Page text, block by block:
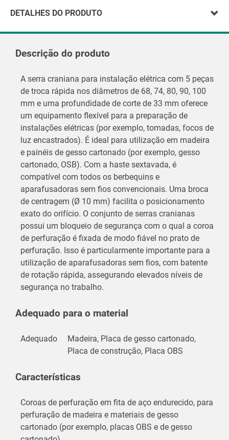
DETALHES DO PRODUTO
Descrição do produto
A serra craniana para instalação elétrica com 5 peças
de troca rápida nos diâmetros de 68, 74, 80, 90, 100
mm e uma profundidade de corte de 33 mm oferece
um equipamento flexível para a preparação de
instalações elétricas (por exemplo, tomadas, focos de
luz encastrados). É ideal para utilização em madeira
e painéis de gesso cartonado (por exemplo, gesso
cartonado, OSB). Com a haste sextavada, é
compatível com todos os berbequins e
aparafusadoras sem fios convencionais. Uma broca
de centragem (Ø 10 mm) facilita o posicionamento
exato do orifício. O conjunto de serras cranianas
possui um bloqueio de segurança com o qual a coroa
de perfuração é fixada de modo fiável no prato de
perfuração. Isso é particularmente importante para a
utilização de aparafusadoras sem fios, com batente
de rotação rápida, assegurando elevados níveis de
segurança no trabalho.
Adequado para o material
Adequado
Madeira, Placa de gesso cartonado,
Placa de construção, Placa OBS
Características
Coroas de perfuração em fita de aço endurecido, para
perfuração de madeira e materiais de gesso
cartonado (por exemplo, placas OBS e de gesso